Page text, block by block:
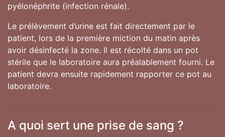
pyélonéphrite (infection rénale).
Le prélèvement d’urine est fait directement par le
patient, lors de la première miction du matin après
avoir désinfecté la zone. Il est récolté dans un pot
stérile que le laboratoire aura préalablement fourni. Le
patient devra ensuite rapidement rapporter ce pot au
laboratoire.
A quoi sert une prise de sang ?